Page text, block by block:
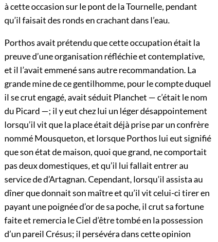
à cette occasion sur le pont de la Tournelle, pendant
qu’il faisait des ronds en crachant dans l’eau.
Porthos avait prétendu que cette occupation était la
preuve d’une organisation réfléchie et contemplative,
et il l’avait emmené sans autre recommandation. La
grande mine de ce gentilhomme, pour le compte duquel
il se crut engagé, avait séduit Planchet — c’était le nom
du Picard —; il y eut chez lui un léger désappointement
lorsqu’il vit que la place était déjà prise par un confrère
nommé Mousqueton, et lorsque Porthos lui eut signifié
que son état de maison, quoi que grand, ne comportait
pas deux domestiques, et qu’il lui fallait entrer au
service de d’Artagnan. Cependant, lorsqu’il assista au
dîner que donnait son maître et qu’il vit celui-ci tirer en
payant une poignée d’or de sa poche, il crut sa fortune
faite et remercia le Ciel d’être tombé en la possession
d’un pareil Crésus; il persévéra dans cette opinion